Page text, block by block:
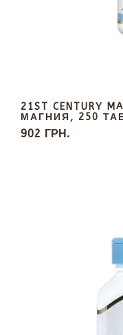
21ST CENTURY
МАГНИЯ, 250
902 ГРН.